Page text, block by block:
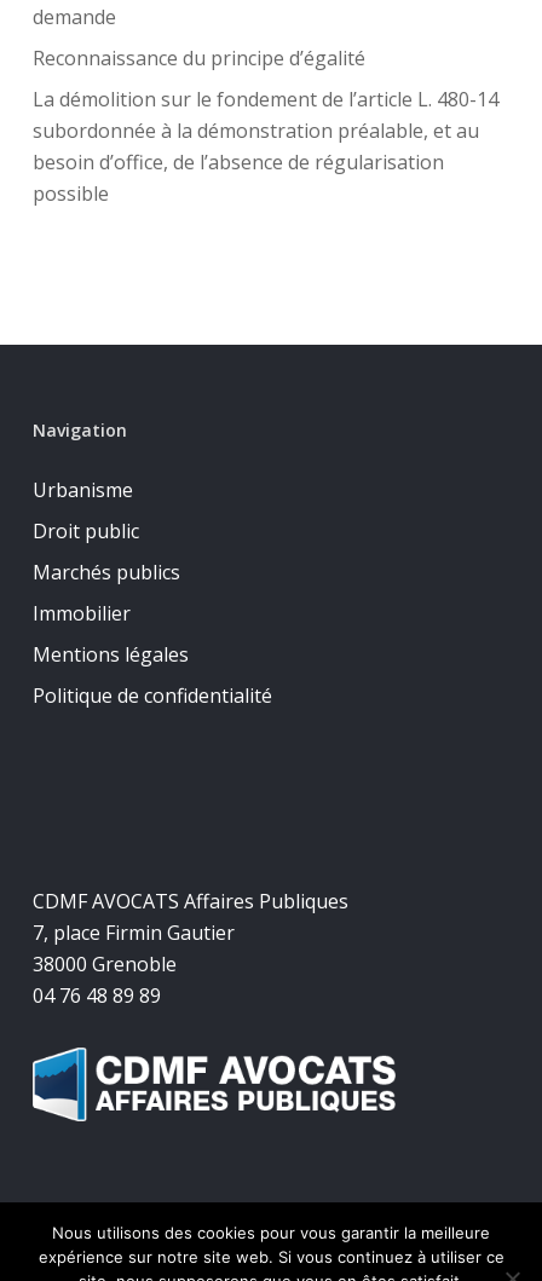
demande
Reconnaissance du principe d’égalité
La démolition sur le fondement de l’article L. 480-14
subordonnée à la démonstration préalable, et au
besoin d’office, de l’absence de régularisation
possible
Navigation
Urbanisme
Droit public
Marchés publics
Immobilier
Mentions légales
Politique de confidentialité
CDMF AVOCATS Affaires Publiques
7, place Firmin Gautier
38000 Grenoble
04 76 48 89 89
© 2026 CDMF Avocats Affaires Publiques.
Nous utilisons des cookies pour vous garantir la meilleure
expérience sur notre site web. Si vous continuez à utiliser ce